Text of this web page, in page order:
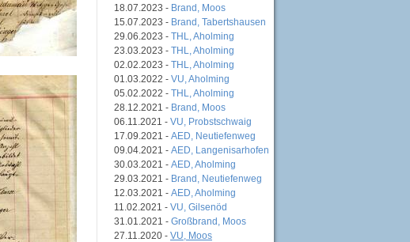
18.07.2023 - Brand, Moos
15.07.2023 - Brand, Tabertshausen
29.06.2023 - THL, Aholming
23.03.2023 - THL, Aholming
02.02.2023 - THL, Aholming
01.03.2022 - VU, Aholming
05.02.2022 - THL, Aholming
28.12.2021 - Brand, Moos
06.11.2021 - VU, Probstschwaig
17.09.2021 - AED, Neutiefenweg
09.04.2021 - AED, Langenisarhofen
30.03.2021 - AED, Aholming
29.03.2021 - Brand, Neutiefenweg
12.03.2021 - AED, Aholming
11.02.2021 - VU, Gilsenöd
31.01.2021 - Großbrand, Moos
27.11.2020 - VU, Moos